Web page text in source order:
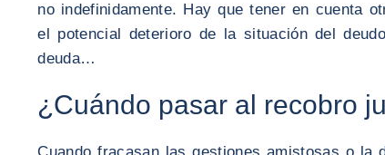
no indefinidamente. Hay que tener en cuenta
el potencial deterioro de la situación del
deuda…
¿Cuándo pasar al recobro